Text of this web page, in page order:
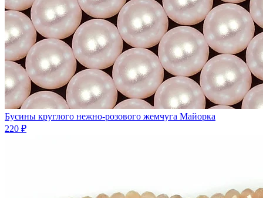
Бусины круглого нежно-розового жемчуга Майорка
220 ₽